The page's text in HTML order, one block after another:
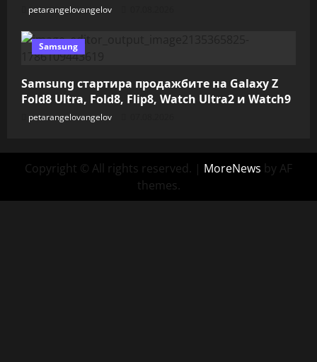
petarangelovangelov
Samsung
Samsung стартира продажбите на Galaxy Z
Fold8 Ultra, Fold8, Flip8, Watch Ultra2 и Watch9
petarangelovangelov
Copyright © All rights reserved. | MoreNews by AF
themes.